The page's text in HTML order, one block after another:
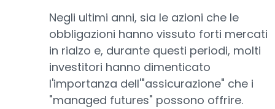
Negli ultimi anni, sia le azioni che le
obbligazioni hanno vissuto forti mercati
in rialzo e, durante questi periodi, molti
investitori hanno dimenticato
l'importanza dell'"assicurazione" che i
"managed futures" possono offrire.